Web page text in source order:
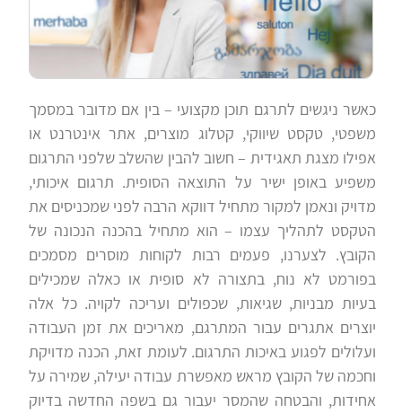
כאשר ניגשים לתרגם תוכן מקצועי – בין אם מדובר במסמך
משפטי, טקסט שיווקי, קטלוג מוצרים, אתר אינטרנט או
אפילו מצגת תאגידית – חשוב להבין שהשלב שלפני התרגום
משפיע באופן ישיר על התוצאה הסופית. תרגום איכותי,
מדויק ונאמן למקור מתחיל דווקא הרבה לפני שמכניסים את
הטקסט לתהליך עצמו – הוא מתחיל בהכנה הנכונה של
הקובץ. לצערנו, פעמים רבות לקוחות מוסרים מסמכים
בפורמט לא נוח, בתצורה לא סופית או כאלה שמכילים
בעיות מבניות, שגיאות, שכפולים ועריכה לקויה. כל אלה
יוצרים אתגרים עבור המתרגם, מאריכים את זמן העבודה
ועלולים לפגוע באיכות התרגום. לעומת זאת, הכנה מדויקת
וחכמה של הקובץ מראש מאפשרת עבודה יעילה, שמירה על
אחידות, והבטחה שהמסר יעבור גם בשפה החדשה בדיוק